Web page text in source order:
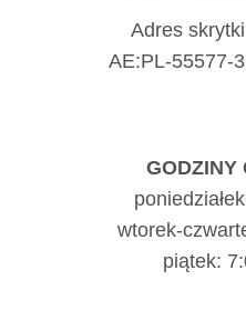
Adres
AE:PL-55577-
GODZINY
wtorek-
piątek: